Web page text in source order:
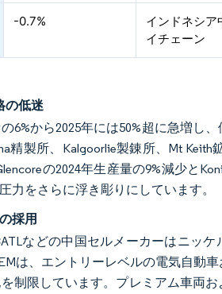
-0.7%
インドネシア
イチェーン
の低迷
6%から2025年には50%超に急増し
製所、Kalgoorlie製錬所、Mt Keith
の2024年生産量の9%減少と
力をさらに浮き彫りにしています。
採用
などの中国セルメーカーはニッ
は、エントリーレベルの電気自動
制限しています。プレミアム車両